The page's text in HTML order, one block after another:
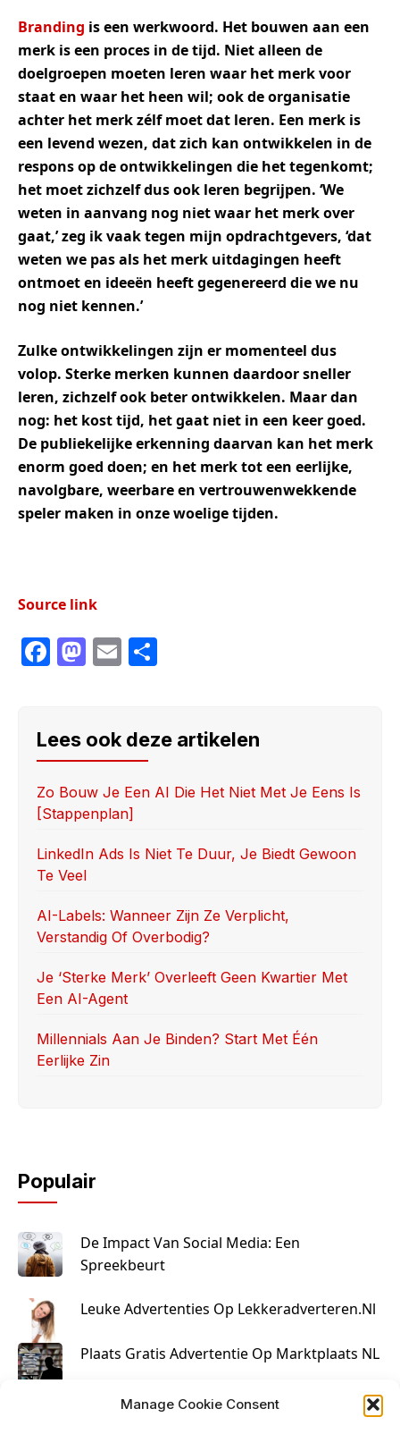
Manage Cookie Consent
Branding is een werkwoord. Het bouwen aan een
merk is een proces in de tijd. Niet alleen de
doelgroepen moeten leren waar het merk voor
staat en waar het heen wil; ook de organisatie
achter het merk zélf moet dat leren. Een merk is
een levend wezen, dat zich kan ontwikkelen in de
respons op de ontwikkelingen die het tegenkomt;
het moet zichzelf dus ook leren begrijpen. ‘We
weten in aanvang nog niet waar het merk over
gaat,’ zeg ik vaak tegen mijn opdrachtgevers, ‘dat
weten we pas als het merk uitdagingen heeft
ontmoet en ideeën heeft gegenereerd die we nu
nog niet kennen.’
Zulke ontwikkelingen zijn er momenteel dus
volop. Sterke merken kunnen daardoor sneller
leren, zichzelf ook beter ontwikkelen. Maar dan
nog: het kost tijd, het gaat niet in een keer goed.
De publiekelijke erkenning daarvan kan het merk
enorm goed doen; en het merk tot een eerlijke,
navolgbare, weerbare en vertrouwenwekkende
speler maken in onze woelige tijden.
Source link
F
e
b
o
o
k
M
o
d
o
n
E
l
e
Lees ook deze artikelen
Zo Bouw Je Een AI Die Het Niet Met Je Eens Is
[stappenplan]
LinkedIn Ads Is Niet Te Duur, Je Biedt Gewoon
Te Veel
AI-Labels: Wanneer Zijn Ze Verplicht,
Verstandig Of Overbodig?
Je ‘sterke Merk’ Overleeft Geen Kwartier Met
Een AI-Agent
Millennials Aan Je Binden? Start Met Één
Eerlijke Zin
Populair
De Impact Van Social Media: Een
Spreekbeurt
Leuke Advertenties Op Lekkeradverteren.nl
Plaats Gratis Advertentie Op Marktplaats NL
Kruisbestuiving Voor Succesvolle Marketing